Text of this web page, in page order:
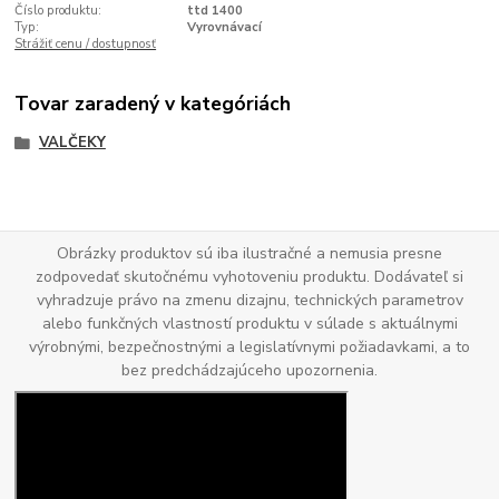
Číslo produktu:
ttd 1400
Typ:
Vyrovnávací
Strážiť cenu / dostupnosť
Tovar zaradený v kategóriách
VALČEKY
Obrázky produktov sú iba ilustračné a nemusia presne
zodpovedať skutočnému vyhotoveniu produktu. Dodávateľ si
vyhradzuje právo na zmenu dizajnu, technických parametrov
alebo funkčných vlastností produktu v súlade s aktuálnymi
výrobnými, bezpečnostnými a legislatívnymi požiadavkami, a to
bez predchádzajúceho upozornenia.